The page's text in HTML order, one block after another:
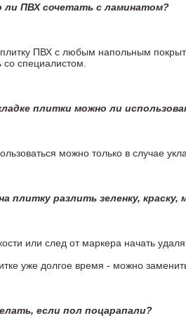
ли ПВХ сочетать с ламинатом?
ПВХ с любым напольным
со специалистом.
плитки можно ли
можно только в случае
плитку разлить зеленку,
или след от маркера начать
уже долгое время - можно
если пол поцарапали?